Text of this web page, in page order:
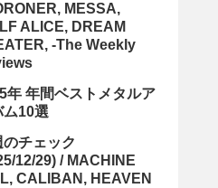
MESSA,
ALICE, DREAM
-The Weekly
年 年間ベストメタルア
ム10選
のチェック
12/29) / MACHINE
CALIBAN, HEAVEN